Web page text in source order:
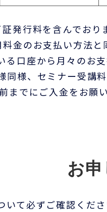
行料を含んでおり
のお支払い方法と
座から月々のお支
、セミナー受講料
でにご入金をお願い
お
て必ずご確認くださ